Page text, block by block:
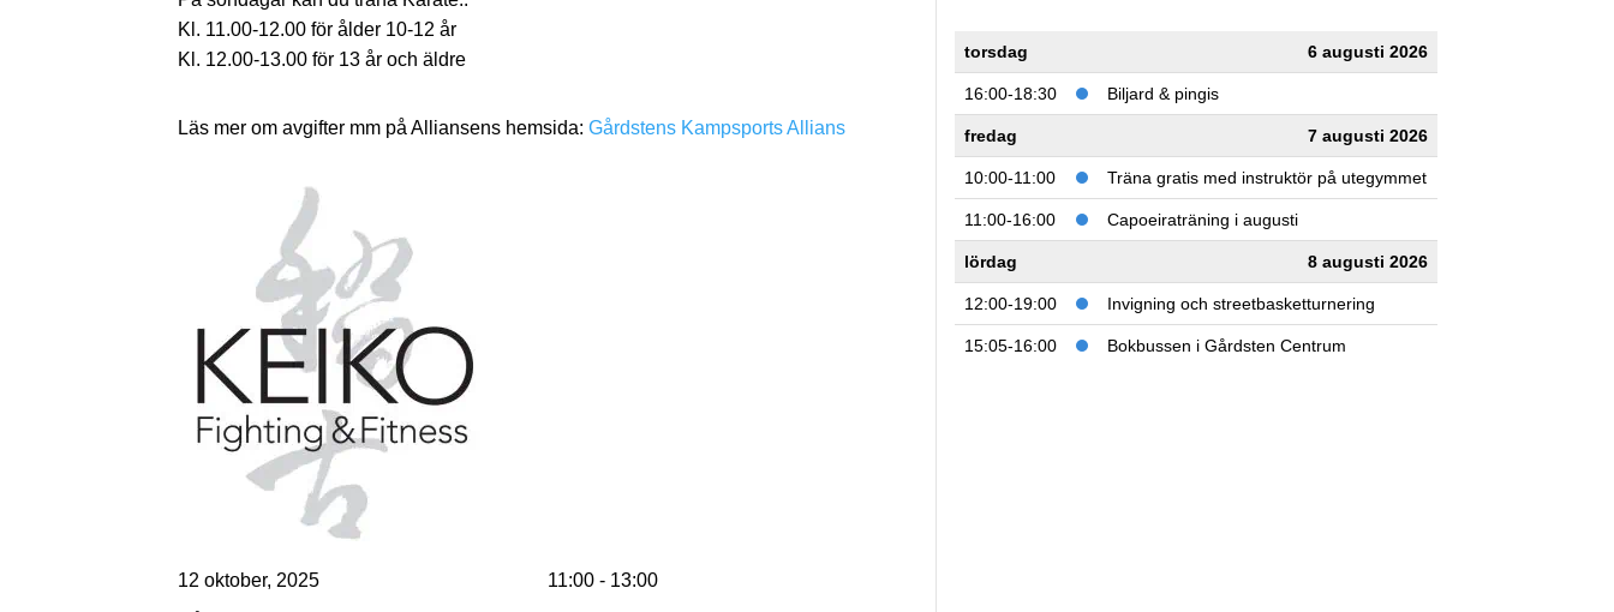
Kl. 11.00-12.00 för ålder 10-12 år
Kl. 12.00-13.00 för 13 år och äldre
Läs mer om avgifter mm på Alliansens hemsida: Gårdstens Kampsports Allians
12 oktober, 2025
11:00 - 13:00
torsdag 6 augusti 2026
16:00-18:30 Biljard & pingis
fredag 7 augusti 2026
10:00-11:00 Träna gratis med instruktör på utegymmet
11:00-16:00 Capoeiraträning i augusti
lördag 8 augusti 2026
12:00-19:00 Invigning och streetbasketturnering
15:05-16:00 Bokbussen i Gårdsten Centrum